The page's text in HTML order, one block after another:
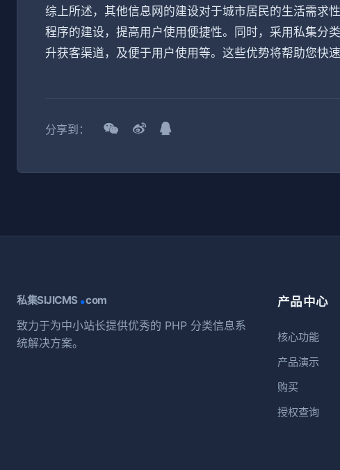
综上所述，其他信息网的建设对于城市居民的生活需求
程序的建设，提高用户使用便捷性。同时，采用私集分
升获客渠道，及便于用户使用等。这些优势将帮助您快
分享到：
私集SIJICMS .com
致力于为中小站长提供优秀的 PHP 分类信息系
统解决方案。
产品中心
核心功能
产品演示
购买
授权查询